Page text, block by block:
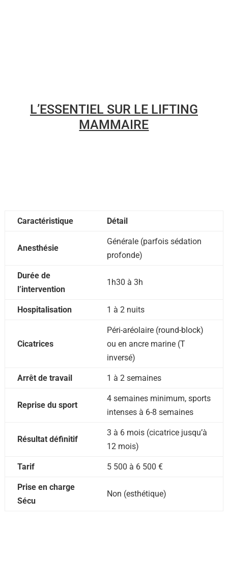
L’ESSENTIEL SUR LE LIFTING
MAMMAIRE
Caractéristique Détail
Anesthésie
Générale (parfois sédation
profonde)
Durée de
l’intervention
1h30 à 3h
Hospitalisation 1 à 2 nuits
Cicatrices
Péri-aréolaire (round-block)
ou en ancre marine (T
inversé)
Arrêt de travail 1 à 2 semaines
Reprise du sport
4 semaines minimum, sports
intenses à 6-8 semaines
Résultat définitif
3 à 6 mois (cicatrice jusqu’à
12 mois)
Tarif 5 500 à 6 500 €
Prise en charge
Sécu
Non (esthétique)